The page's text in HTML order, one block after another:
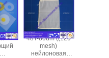
48T-80um ((120
mesh)
нейлоновая